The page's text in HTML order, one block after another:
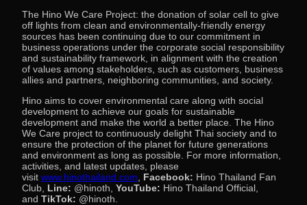
The Hino We Care Project: the donation of solar cell to give
off lights from clean and environmentally-friendly energy
sources has been continuing due to our commitment in
business operations under the corporate social responsibility
and sustainability framework, in alignment with the creation
of values among stakeholders, such as customers, business
allies and partners, neighboring communities, and society.
Hino aims to cover environmental care along with social
development to achieve our goals for sustainable
development and make the world a better place. The Hino
We Care project to continuously delight Thai society and to
ensure the protection of the planet for future generations
and environment as long as possible. For more information,
activities, and latest updates, please
visit www.hinothailand.com Facebook: Hino Thailand Fan
Club, Line: @hinoth, YouTube: Hino Thailand Official,
and TikTok: @hinoth.